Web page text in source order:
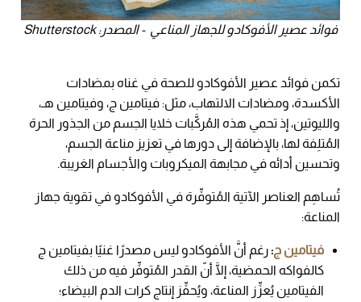
فوائد عصير الأفوكادو للجهاز المناعي - المصدر: Shutterstock
تكمن فوائد عصير الأفوكادو للصحة في غناه بمضادات
الأكسدة، ومضادات الالتهاب، مثل: فيتامين ج، وفيتامين هـ،
والليوتين، إذ تحمي هذه المُركَّبات خلايا الجسم من الجذور الحرة
المُتلِفة لها، بالإضافة إلى دورها في تعزيز مناعة الجسم،
وتحسين أدائه في مجابهة الميكروبات والأجسام الغريبة.
تُساهِم العناصر الآتية المُتوفِّرة في الأفوكادو في تقوية جهاز
المناعة:
فيتامين ج:رغم أنَّ الأفوكادو ليس مصدرًا غنيًا بفيتامين ج
كالفواكه الحمضية، إلَّا أنّ القدر المُتوفِّر فيه من ذلك
الفيتامين يُعزِّز المناعة، ويُحفِّز إنتاج كرات الدم البيضاء؛